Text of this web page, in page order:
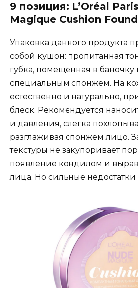
9 позиция: L’Oréal
Magique Cushion
Упаковка данного продукта
собой кушон: пропитанная
губка, помещенная в баночку
специальным спонжем. На
естественно и натурально,
блеск. Рекомендуется
и давления, слегка
разглаживая спонжем лицо.
текстуры не закупоривает
появление кондилом и
лица. Но сильные недостатки